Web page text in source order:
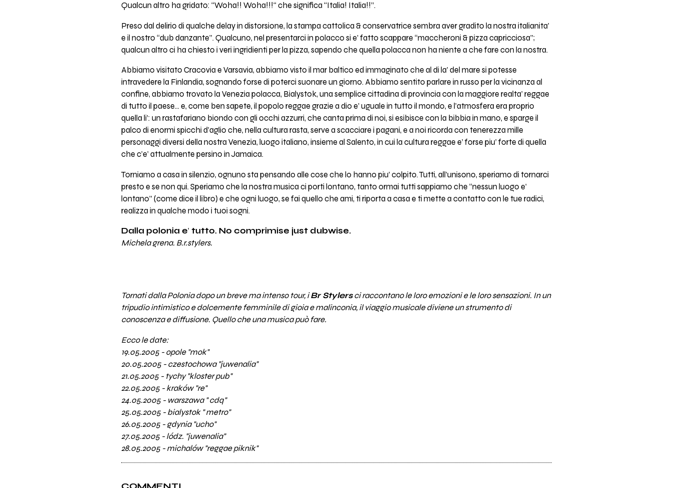
Qualcun altro ha gridato: “Woha!! Woha!!!“ che significa “Italia! Italia!!”.
Preso dal delirio di qualche delay in distorsione, la stampa cattolica & conservatrice sembra aver gradito la nostra italianita’
e il nostro “dub danzante”. Qualcuno, nel presentarci in polacco si e’ fatto scappare “maccheroni & pizza capricciosa”;
qualcun altro ci ha chiesto i veri ingridienti per la pizza, sapendo che quella polacca non ha niente a che fare con la nostra.
Abbiamo visitato Cracovia e Varsavia, abbiamo visto il mar baltico ed immaginato che al di la’ del mare si potesse
intravedere la Finlandia, sognando forse di poterci suonare un giorno. Abbiamo sentito parlare in russo per la vicinanza al
confine, abbiamo trovato la Venezia polacca, Bialystok, una semplice cittadina di provincia con la maggiore realta’ reggae
di tutto il paese… e, come ben sapete, il popolo reggae grazie a dio e’ uguale in tutto il mondo, e l’atmosfera era proprio
quella li’: un rastafariano biondo con gli occhi azzurri, che canta prima di noi, si esibisce con la bibbia in mano, e sparge il
palco di enormi spicchi d’aglio che, nella cultura rasta, serve a scacciare i pagani, e a noi ricorda con tenerezza mille
personaggi diversi della nostra Venezia, luogo italiano, insieme al Salento, in cui la cultura reggae e’ forse piu’ forte di quella
che c’e’ attualmente persino in Jamaica.
Torniamo a casa in silenzio, ognuno sta pensando alle cose che lo hanno piu’ colpito. Tutti, all’unisono, speriamo di tornarci
presto e se non qui. Speriamo che la nostra musica ci porti lontano, tanto ormai tutti sappiamo che “nessun luogo e’
lontano” (come dice il libro) e che ogni luogo, se fai quello che ami, ti riporta a casa e ti mette a contatto con le tue radici,
realizza in qualche modo i tuoi sogni.
Dalla polonia e’ tutto. No comprimise just dubwise.
Michela grena. B.r.stylers.
Tornati dalla Polonia dopo un breve ma intenso tour, iBr Stylersci raccontano le loro emozioni e le loro sensazioni. In un
tripudio intimistico e dolcemente femminile di gioia e malinconia, il viaggio musicale diviene un strumento di
conoscenza e diffusione. Quello che una musica può fare.
Ecco le date:
19.05.2005 - opole "mok"
20.05.2005 - czestochowa "juwenalia"
21.05.2005 - tychy "kloster pub"
22.05.2005 - kraków "re"
24.05.2005 - warszawa " cdq"
25.05.2005 - bialystok " metro"
26.05.2005 - gdynia "ucho"
27.05.2005 - lódz. "juwenalia"
28.05.2005 - michalów "reggae piknik"